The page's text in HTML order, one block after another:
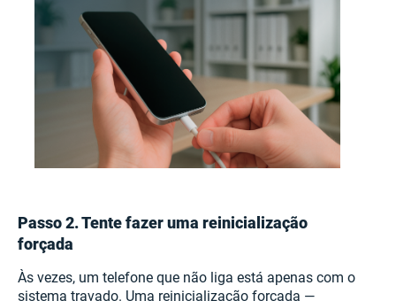
Passo 2. Tente fazer uma reinicialização
forçada
Às vezes, um telefone que não liga está apenas com o
sistema travado. Uma reinicialização forçada —